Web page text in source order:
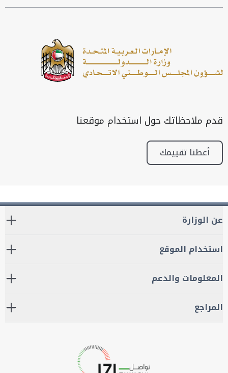
قدم ملاحظاتك حول استخدام موقعنا
أعطنا تقييمك
عن الوزارة
استخدام الموقع
المعلومات والدعم
المراجع